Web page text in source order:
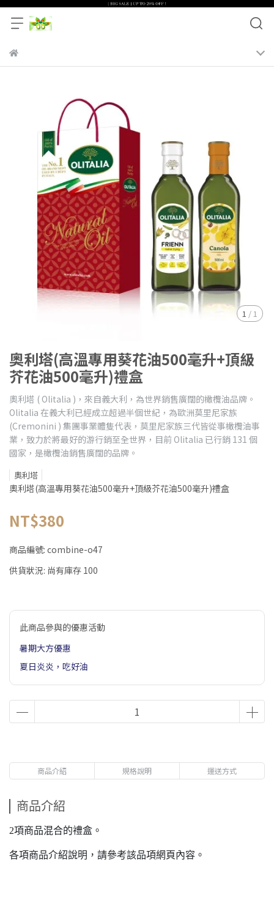
1 / 1
奧利塔(高溫專用葵花油500毫升+頂級
芥花油500毫升)禮盒
奧利塔 ( Olitalia )，來自義大利，為世界銷售廣闊的橄欖油品牌。
Olitalia 在義大利已經成立超過半個世紀，為歐洲莫里尼家族
(Cremonini ) 集團事業體隻代表，莫里尼家族三代皆從事橄欖油事
業，致力於將最好的游行銷至全世界，目前 Olitalia 已行銷 131 個
國家，是橄欖油銷售廣闊的品牌。
奧利塔
奧利塔(高溫專用葵花油500毫升+頂級芥花油500毫升)禮盒
NT$380
商品編號: combine-o47
供貨狀況: 尚有庫存 100
此商品參與的優惠活動
暑期大方優惠
夏日炎炎，吃好油
商品介紹 規格說明 運送方式
商品介紹
2項商品混合的禮盒。
各項商品介紹說明，請參考該品項網頁內容。